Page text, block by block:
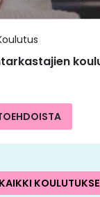
KAIKKI